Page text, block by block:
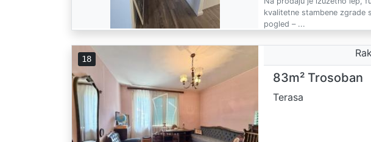
kvalitetne stambene zgrade
pogled – ...
18
83m² Trosoban
Terasa